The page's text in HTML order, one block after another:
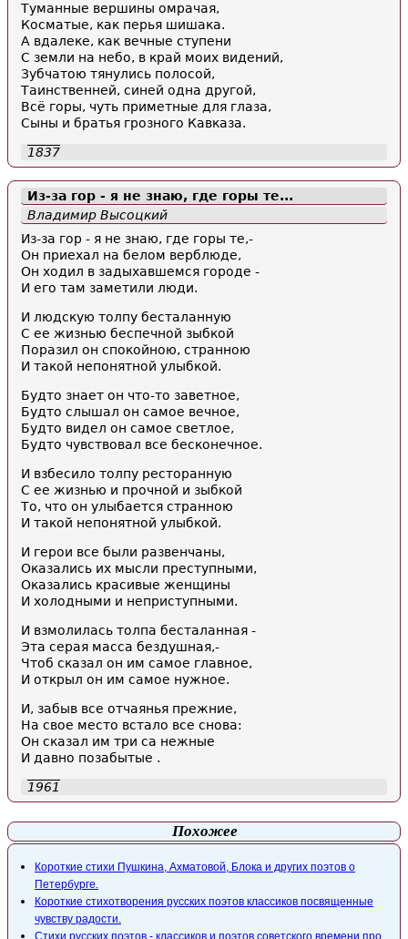
Туманные вершины омрачая,
Косматые, как перья шишака.
А вдалеке, как вечные ступени
С земли на небо, в край моих видений,
Зубчатою тянулись полосой,
Таинственней, синей одна другой,
Всё горы, чуть приметные для глаза,
Сыны и братья грозного Кавказа.
1837
Из-за гор - я не знаю, где горы те...
Владимир Высоцкий
Из-за гор - я не знаю, где горы те,-
Он приехал на белом верблюде,
Он ходил в задыхавшемся городе -
И его там заметили люди.
И людскую толпу бесталанную
С ее жизнью беспечной зыбкой
Поразил он спокойною, странною
И такой непонятной улыбкой.
Будто знает он что-то заветное,
Будто слышал он самое вечное,
Будто видел он самое светлое,
Будто чувствовал все бесконечное.
И взбесило толпу ресторанную
С ее жизнью и прочной и зыбкой
То, что он улыбается странною
И такой непонятной улыбкой.
И герои все были развенчаны,
Оказались их мысли преступными,
Оказались красивые женщины
И холодными и неприступными.
И взмолилась толпа бесталанная -
Эта серая масса бездушная,-
Чтоб сказал он им самое главное,
И открыл он им самое нужное.
И, забыв все отчаянья прежние,
На свое место встало все снова:
Он сказал им три са нежные
И давно позабытые .
1961
Похожее
Короткие стихи Пушкина, Ахматовой, Блока и других поэтов о
Петербурге.
Короткие стихотворения русских поэтов классиков посвященные
чувству радости.
Стихи русских поэтов - классиков и поэтов советского времени про